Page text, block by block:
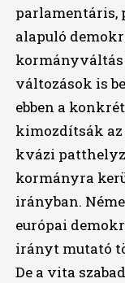
parlamentáris,
alapuló
változások is
ebben a
kimozdítsák
kvázi
kormányra
irányban.
európai
irányt mutató
De a vita